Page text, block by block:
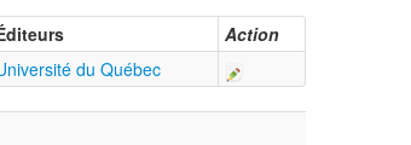
Action
du Québec